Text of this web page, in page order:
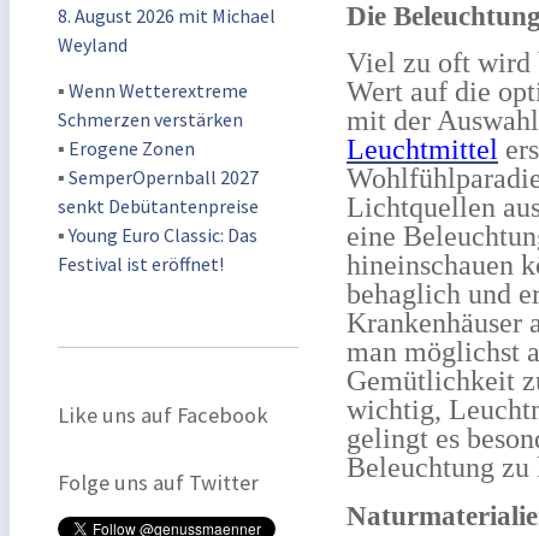
8. August 2026 mit Michael
Weyland
▪ Wenn Wetterextreme
Schmerzen verstärken
▪ Erogene Zonen
▪ SemperOpernball 2027
senkt Debütantenpreise
▪Young Euro Classic: Das
Festival ist eröffnet!
Like uns auf Facebook
Folge uns auf Twitter
Die
Viel zu oft wird
Wert auf die
mit der
Leuchtmittel
Lichtquellen
eine
hineinschauen
behaglich und
Krankenhäuser
man möglichst
Gemütlichkeit
wichtig,
gelingt es
Beleuchtung zu